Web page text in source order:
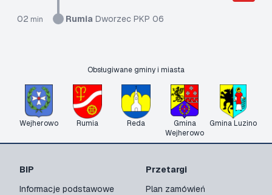
02 min Rumia Dworzec PKP 06
Obsługiwane gminy i miasta
Wejherowo Rumia Reda
Gmina
Wejherowo
Gmina Luzino
BIP
Informacje podstawowe
Przetargi
Plan zamówień